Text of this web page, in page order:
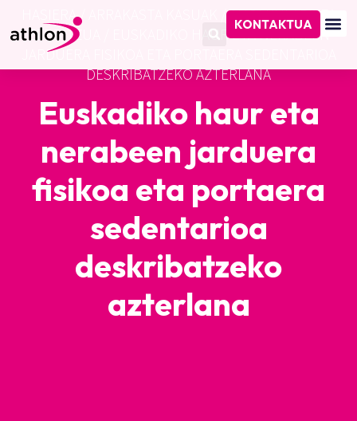
KONTAKTUA
HASIERA/ /AHOLKULARITZA
ZERBITZUA
EUSKADIKO HAUR ETA NERABEEN
JARDUERA FISIKOA ETA PORTAERA SEDENTARIOA
DESKRIBATZEKO AZTERLANA
Euskadiko haur eta
nerabeen jarduera
fisikoa eta portaera
sedentarioa
deskribatzeko
azterlana